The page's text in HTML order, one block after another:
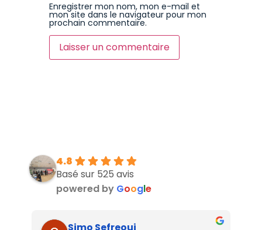
Enregistrer mon nom, mon e-mail et
mon site dans le navigateur pour mon
prochain commentaire.
4.8
Basé sur 525 avis
powered by Google
Simo Sefreoui